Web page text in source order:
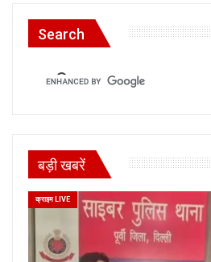
Search
बड़ी खबरें
क्राइम LIVE